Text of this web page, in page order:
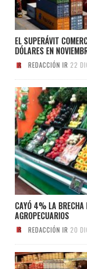
EL SUPERÁVIT
DÓLARES EN
REDACCIÓN IR 22
CAYÓ 4% LA BRECHA
AGROPECUARIOS
REDACCIÓN IR 20